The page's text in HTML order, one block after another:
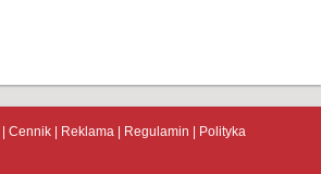
Cennik Reklama Regulamin
Polityka